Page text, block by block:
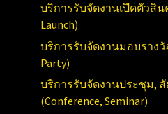
บริการรับจัดงานเปิดตัวสิน
Launch)
บริการรับจัดงานมอบรางวั
Party)
บริการรับจัดงานประชุม,
(Conference, Seminar)